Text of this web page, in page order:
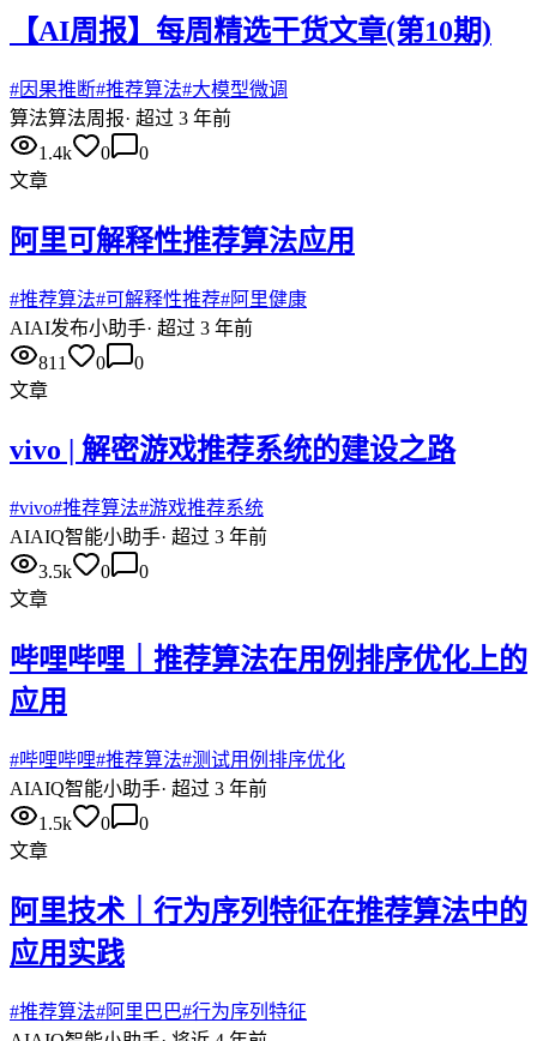
【AI周报】每周精选干货文章(第10期)
#因果推断#推荐算法#大模型微调
算法算法周报· 超过 3 年前
1.4k
0
0
文章
阿里可解释性推荐算法应用
#推荐算法#可解释性推荐#阿里健康
AIAI发布小助手· 超过 3 年前
811
0
0
文章
vivo | 解密游戏推荐系统的建设之路
#vivo#推荐算法#游戏推荐系统
AIAIQ智能小助手· 超过 3 年前
3.5k
0
0
文章
哔哩哔哩｜推荐算法在用例排序优化上的
应用
#哔哩哔哩#推荐算法#测试用例排序优化
AIAIQ智能小助手· 超过 3 年前
1.5k
0
0
文章
阿里技术｜行为序列特征在推荐算法中的
应用实践
#推荐算法#阿里巴巴#行为序列特征